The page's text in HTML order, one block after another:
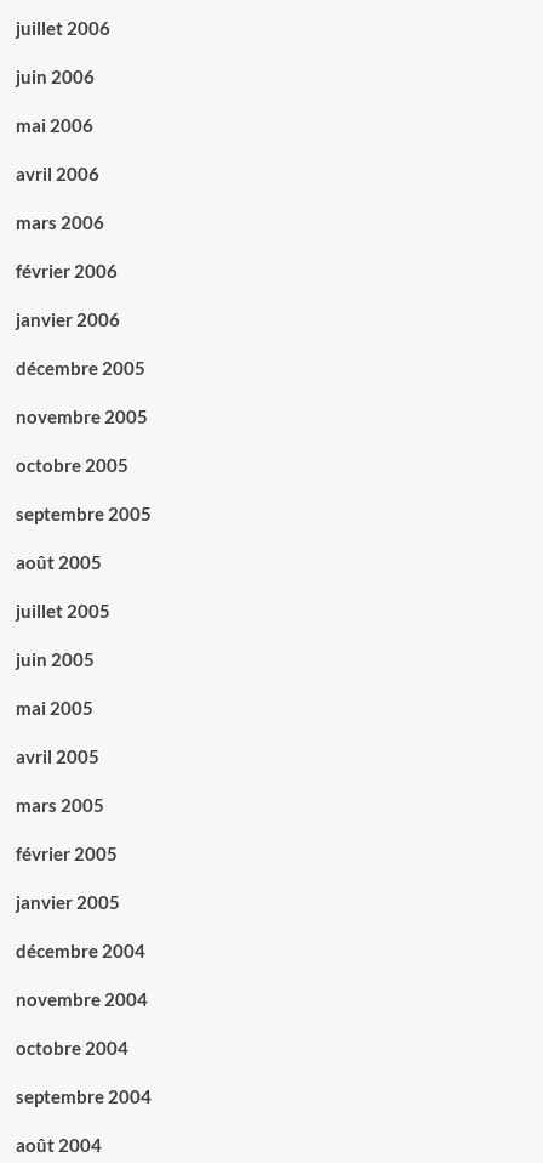
juillet 2006
juin 2006
mai 2006
avril 2006
mars 2006
février 2006
janvier 2006
décembre 2005
novembre 2005
octobre 2005
septembre 2005
août 2005
juillet 2005
juin 2005
mai 2005
avril 2005
mars 2005
février 2005
janvier 2005
décembre 2004
novembre 2004
octobre 2004
septembre 2004
août 2004